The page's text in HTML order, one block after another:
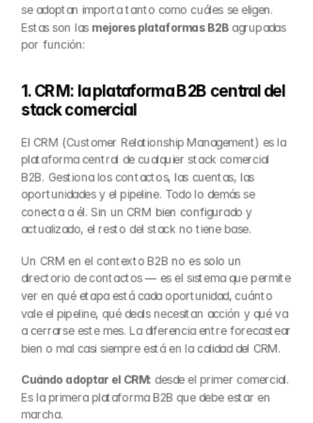
se adoptan importa tanto como cuáles se eligen.
Estas son las mejores plataformas B2B agrupadas
por función:
1. CRM: la plataforma B2B central del
stack comercial
El CRM (Customer Relationship Management) es la
plataforma central de cualquier stack comercial
B2B. Gestiona los contactos, las cuentas, las
oportunidades y el pipeline. Todo lo demás se
conecta a él. Sin un CRM bien configurado y
actualizado, el resto del stack no tiene base.
Un CRM en el contexto B2B no es solo un
directorio de contactos — es el sistema que permite
ver en qué etapa está cada oportunidad, cuánto
vale el pipeline, qué deals necesitan acción y qué va
a cerrarse este mes. La diferencia entre forecastear
bien o mal casi siempre está en la calidad del CRM.
Cuándo adoptar el CRM: desde el primer comercial.
Es la primera plataforma B2B que debe estar en
marcha.